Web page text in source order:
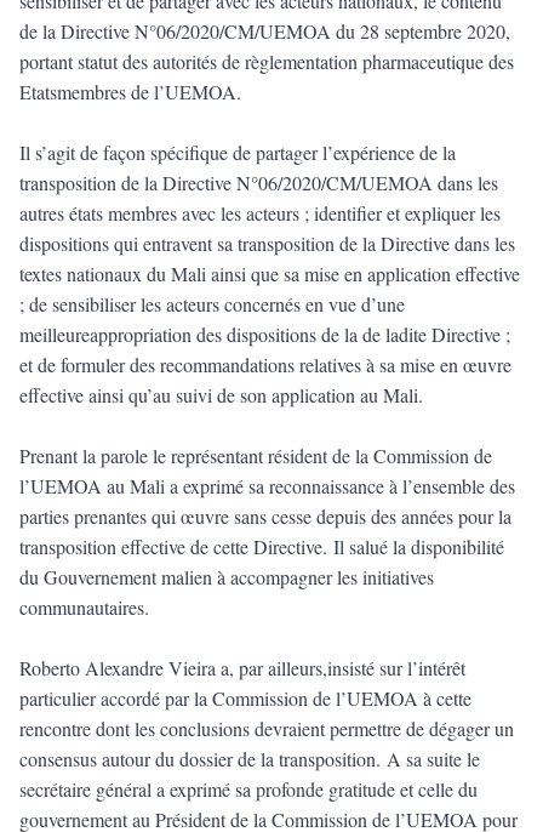
de la Directive N°06/2020/CM/UEMOA du 28 septembre 2020,
portant statut des autorités de règlementation pharmaceutique des
Etatsmembres de l’UEMOA.
Il s’agit de façon spécifique de partager l’expérience de la
transposition de la Directive N°06/2020/CM/UEMOA dans les
autres états membres avec les acteurs ; identifier et expliquer les
dispositions qui entravent sa transposition de la Directive dans les
textes nationaux du Mali ainsi que sa mise en application effective
; de sensibiliser les acteurs concernés en vue d’une
meilleureappropriation des dispositions de la de ladite Directive ;
et de formuler des recommandations relatives à sa mise en œuvre
effective ainsi qu’au suivi de son application au Mali.
Prenant la parole le représentant résident de la Commission de
l’UEMOA au Mali a exprimé sa reconnaissance à l’ensemble des
parties prenantes qui œuvre sans cesse depuis des années pour la
transposition effective de cette Directive. Il salué la disponibilité
du Gouvernement malien à accompagner les initiatives
communautaires.
Roberto Alexandre Vieira a, par ailleurs,insisté sur l’intérêt
particulier accordé par la Commission de l’UEMOA à cette
rencontre dont les conclusions devraient permettre de dégager un
consensus autour du dossier de la transposition. A sa suite le
secrétaire général a exprimé sa profonde gratitude et celle du
gouvernement au Président de la Commission de l’UEMOA pour